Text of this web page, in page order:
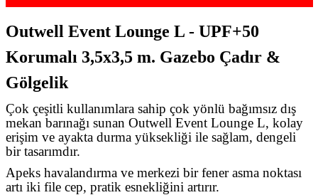
Outwell Event Lounge L - UPF+50
Korumalı 3,5x3,5 m. Gazebo Çadır &
Gölgelik
Çok çeşitli kullanımlara sahip çok yönlü bağımsız dış
mekan barınağı sunan Outwell Event Lounge L, kolay
erişim ve ayakta durma yüksekliği ile sağlam, dengeli
bir tasarımdır.
Apeks havalandırma ve merkezi bir fener asma noktası
artı iki file cep, pratik esnekliğini artırır.